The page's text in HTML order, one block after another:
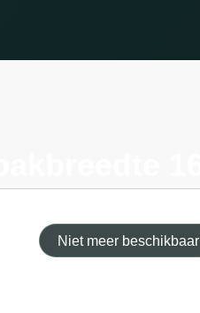
Niet meer beschikbaar